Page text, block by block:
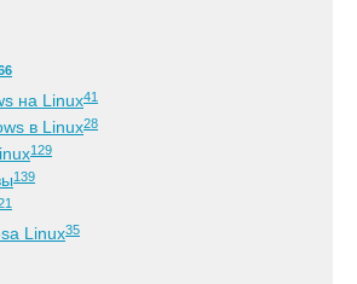
на Linux41
в Linux28
129
139
Linux35